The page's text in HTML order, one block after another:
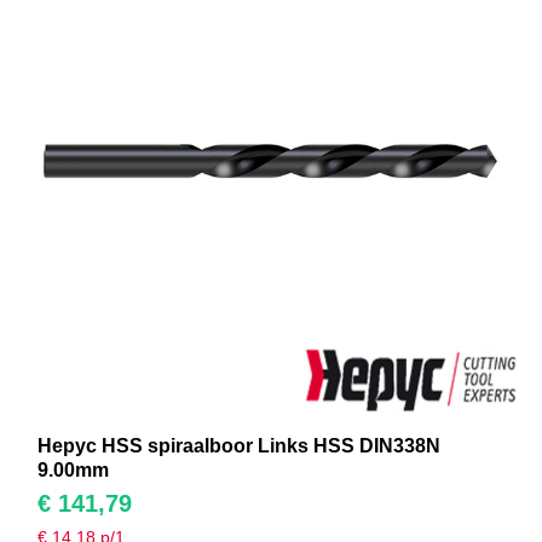
Hepyc HSS spiraalboor Links HSS DIN338N
9.00mm
€ 141,79
€ 14,18 p/1